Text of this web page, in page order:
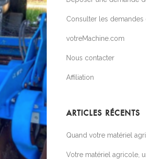
Consulter les demandes
votreMachine.com
Nous contacter
Affiliation
ARTICLES RÉCENTS
Quand votre matériel
Votre matériel agricole,